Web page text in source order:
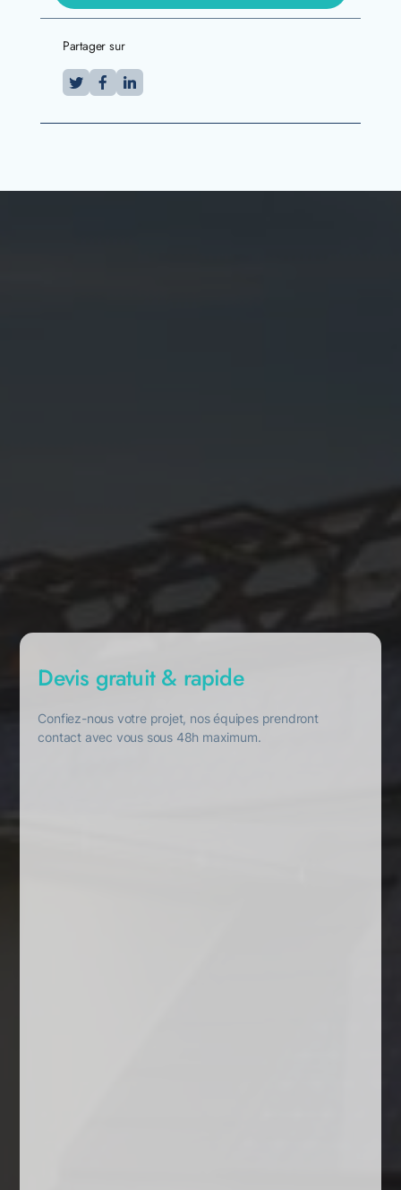
Partager sur
Devis gratuit & rapide
Confiez-nous votre projet, nos équipes prendront
contact avec vous sous 48h maximum.